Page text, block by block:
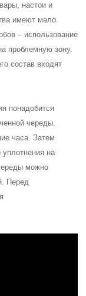
настои и
имеют мало
– использование
проблемную зону.
состав входят
понадобится
череды.
часа. Затем
на
можно
Перед